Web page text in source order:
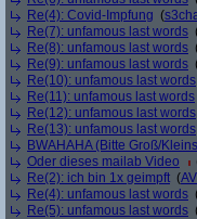
Re(4): Covid-Impfung (
Re(7): unfamous last words
Re(8): unfamous last words
Re(9): unfamous last words
Re(10): unfamous last words
Re(11): unfamous last words
Re(12): unfamous last words
Re(13): unfamous last words
BWAHAHA (Bitte Groß/
Oder dieses mailab Video
Re(2): ich bin 1x geimpft (
Re(4): unfamous last words
Re(5): unfamous last words